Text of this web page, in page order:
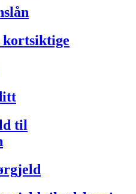
kortsiktige
til